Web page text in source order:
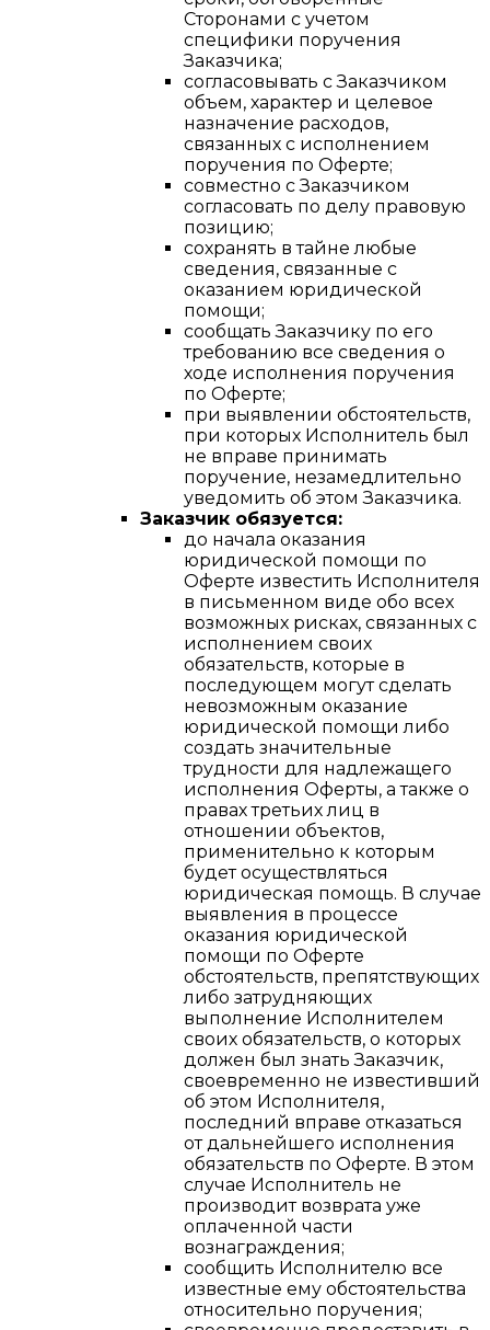
Сторонами с учетом
специфики поручения
Заказчика;
согласовывать с Заказчиком
объем, характер и целевое
назначение расходов,
связанных с исполнением
поручения по Оферте;
совместно с Заказчиком
согласовать по делу правовую
позицию;
сохранять в тайне любые
сведения, связанные с
оказанием юридической
помощи;
сообщать Заказчику по его
требованию все сведения о
ходе исполнения поручения
по Оферте;
при выявлении обстоятельств,
при которых Исполнитель был
не вправе принимать
поручение, незамедлительно
уведомить об этом Заказчика.
Заказчик обязуется:
до начала оказания
юридической помощи по
Оферте известить Исполнителя
в письменном виде обо всех
возможных рисках, связанных с
исполнением своих
обязательств, которые в
последующем могут сделать
невозможным оказание
юридической помощи либо
создать значительные
трудности для надлежащего
исполнения Оферты, а также о
правах третьих лиц в
отношении объектов,
применительно к которым
будет осуществляться
юридическая помощь. В случае
выявления в процессе
оказания юридической
помощи по Оферте
обстоятельств, препятствующих
либо затрудняющих
выполнение Исполнителем
своих обязательств, о которых
должен был знать Заказчик,
своевременно не известивший
об этом Исполнителя,
последний вправе отказаться
от дальнейшего исполнения
обязательств по Оферте. В этом
случае Исполнитель не
производит возврата уже
оплаченной части
вознаграждения;
сообщить Исполнителю все
известные ему обстоятельства
относительно поручения;